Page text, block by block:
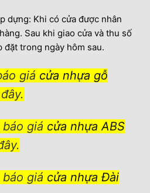
dựng: Khi có cửa được nhân
Sau khi giao cửa và thu số
trong ngày hôm sau.
giá cửa nhựa gỗ
giá cửa nhựa ABS
giá cửa nhựa Đài